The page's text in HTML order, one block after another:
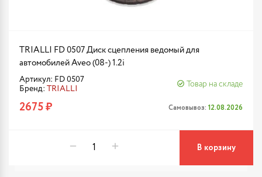
TRIALLI FD 0507 Диск сцепления ведомый для
автомобилей Aveo (08-) 1.2i
Артикул: FD 0507
Бренд: TRIALLI
Товар на складе
2675 ₽ Самовывоз: 12.08.2026
В корзину